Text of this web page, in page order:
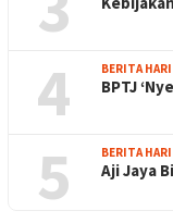
4 BERITA
BPTJ
5 BERITA
Aji Jaya